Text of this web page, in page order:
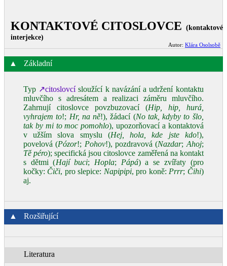
KONTAKTOVÉ CITOSLOVCE (kontaktové
interjekce)
Autor: Klára Osolsobě
▲ Základní
Typ ↗citoslovcísloužící k navázání a udržení kontaktu
mluvčího s adresátem a realizaci záměru mluvčího.
Zahrnují citoslovce povzbuzovací (Hip, hip, hurá,
vyhrajem to!; Hr, na ně!), žádací (No tak, kdyby to šlo,
tak by mi to moc pomohlo), upozorňovací a kontaktová
v užším slova smyslu (Hej, hola, kde jste kdo!),
povelová (Pózor!; Pohov!), pozdravová (Nazdar; Ahoj;
Tě péro); specifická jsou citoslovce zaměřená na kontakt
s dětmi (Hají buci; Hopla; Pápá) a se zvířaty (pro
kočky: Čiči, pro slepice: Napipipi, pro koně: Prrr; Čihi)
aj.
▲ Rozšiřující
Literatura